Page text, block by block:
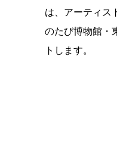
は、アーティス
のたび博物館・
トします。